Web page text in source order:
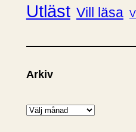
Utläst Vill läsa
Arkiv
A